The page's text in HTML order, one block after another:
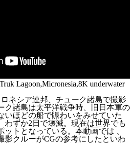
Lagoon,Micronesia,8K underwater
ネシア連邦、チューク諸島で撮影
ク諸島は太平洋戦争時、旧日本軍の
いほどの船で賑わいをみせていた
わずか2日で壊滅。現在は世界でも
トとなっている。本動画では 、
影クルーがCGの参考にしたといわ